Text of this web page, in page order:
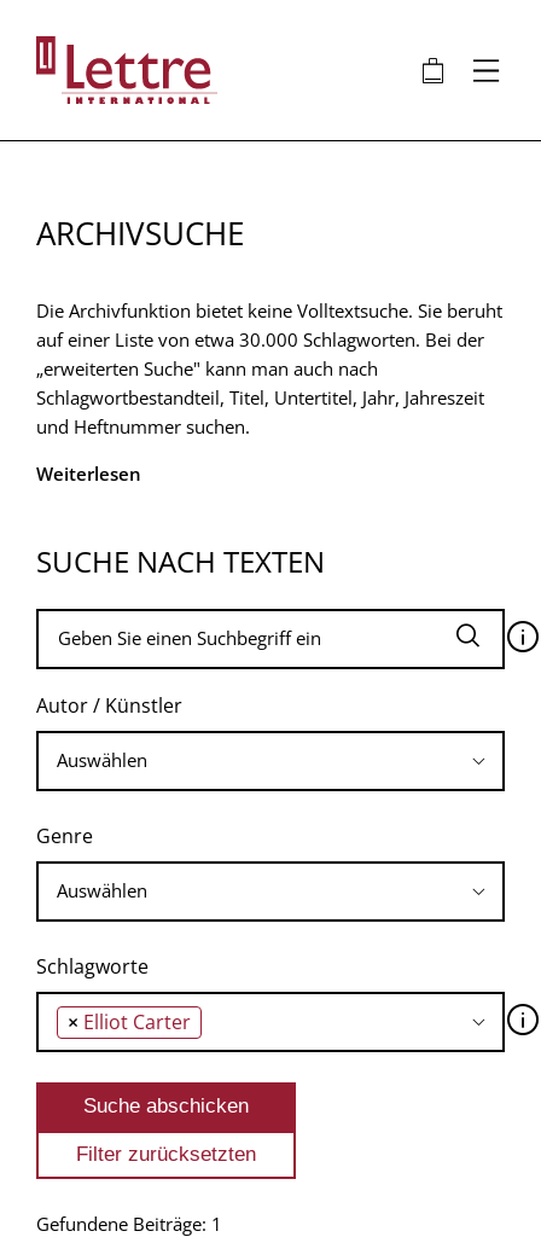
Inhalt
🛍 ⋮
ARCHIVSUCHE
Die Archivfunktion bietet keine Volltextsuche. Sie beruht
auf einer Liste von etwa 30.000 Schlagworten. Bei der
„erweiterten Suche" kann man auch nach
Schlagwortbestandteil, Titel, Untertitel, Jahr, Jahreszeit
und Heftnummer suchen.
Weiterlesen
SUCHE NACH TEXTEN
🛈
Autor / Künstler
Genre
Schlagworte
× Elliot Carter 🛈
Gefundene Beiträge: 1